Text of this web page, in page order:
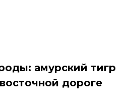
амурский тигр
дороге